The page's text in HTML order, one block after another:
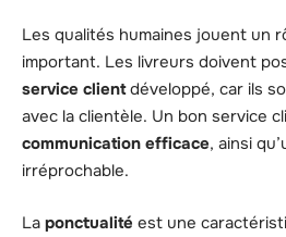
Les qualités humaines jouent un
important. Les livreurs doivent
service clientdéveloppé, car ils
avec la clientèle. Un bon service
communication efficace, ainsi
irréprochable.
La ponctualité est une